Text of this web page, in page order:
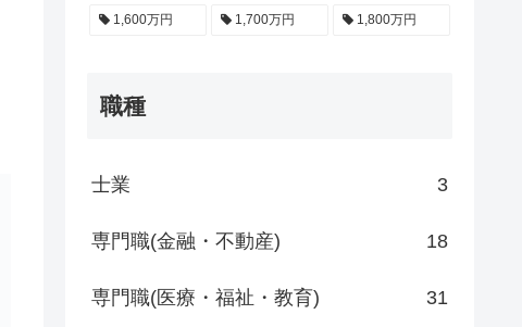
1,600万円 1,700万円 1,800万円
職種
士業 3
専門職(金融・不動産) 18
専門職(医療・福祉・教育) 31